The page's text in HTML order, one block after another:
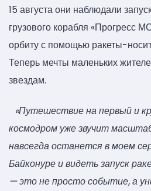
15 августа они наблюдали
грузового корабля «Прогресс
орбиту с помощью ракеты-
Теперь мечты маленьких
звездам.
«Путешествие на первый и
космодром уже звучит
навсегда останется в моем
Байконуре и видеть запуск
— это не просто событие, а